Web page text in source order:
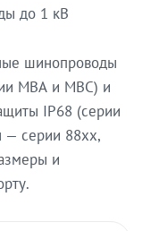
до 1 кВ
шинопроводы
МВА и МВС) и
IP68 (серии
— серии 88xx,
и